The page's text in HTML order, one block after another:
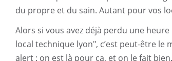
du propre et du sain. Autant pour vos
Alors si vous avez déjà perdu une
local technique lyon", c’est peut-être le
alert : on est là pour ça, et on le fait bien.